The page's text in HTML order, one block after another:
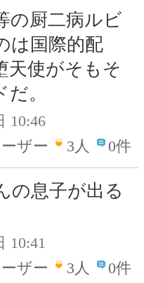
の厨二病ルビ
は国際的配
使がそもそ
。
10:46
ザー
3人 0件
の息子が出る
10:41
ザー
3人 0件